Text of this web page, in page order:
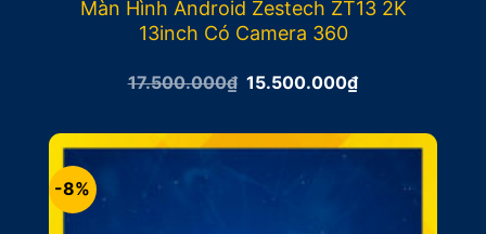
Màn Hình Android Zestech ZT13 2K
13inch Có Camera 360
17.500.000₫ Giá
17.500.000₫.
15.500.000₫Giá
là:
15.500.000₫.
-8%